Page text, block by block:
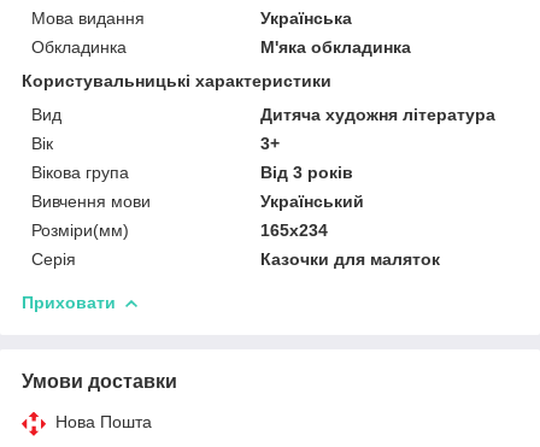
Мова видання
Українська
Обкладинка
М'яка обкладинка
Користувальницькі характеристики
Вид
Дитяча художня література
Вік
3+
Вікова група
Від 3 років
Вивчення мови
Український
Розміри(мм)
165х234
Серія
Казочки для маляток
Приховати
Умови доставки
Нова Пошта